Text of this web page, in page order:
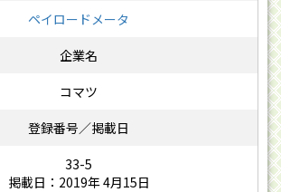
ペイロードメータ
コマツ
33-5
掲載日：2019年 4月15日